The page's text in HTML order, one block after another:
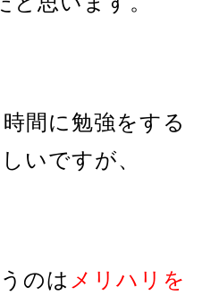
間に勉強をする
いですが、
のは メリハリを